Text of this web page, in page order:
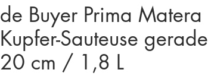
de Buyer Prima Matera
Kupfer-Sauteuse gerade
20 cm / 1,8 L